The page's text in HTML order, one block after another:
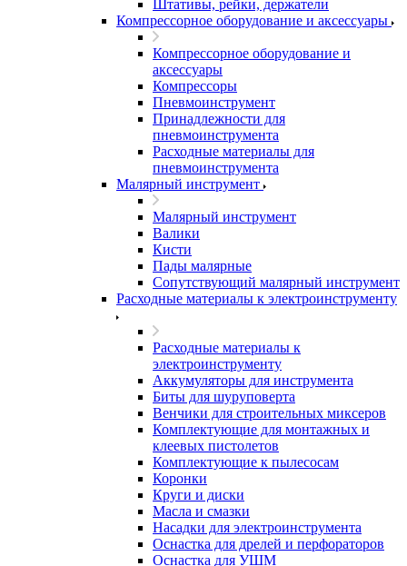
Штативы, рейки, держатели
Компрессорное оборудование и аксессуары
Компрессорное оборудование и
аксессуары
Компрессоры
Пневмоинструмент
Принадлежности для
пневмоинструмента
Расходные материалы для
пневмоинструмента
Малярный инструмент
Малярный инструмент
Валики
Кисти
Пады малярные
Сопутствующий малярный инструмент
Расходные материалы к электроинструменту
Расходные материалы к
электроинструменту
Аккумуляторы для инструмента
Биты для шуруповерта
Венчики для строительных миксеров
Комплектующие для монтажных и
клеевых пистолетов
Комплектующие к пылесосам
Коронки
Круги и диски
Масла и смазки
Насадки для электроинструмента
Оснастка для дрелей и перфораторов
Оснастка для УШМ